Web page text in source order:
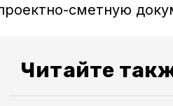
сметную
Читайте